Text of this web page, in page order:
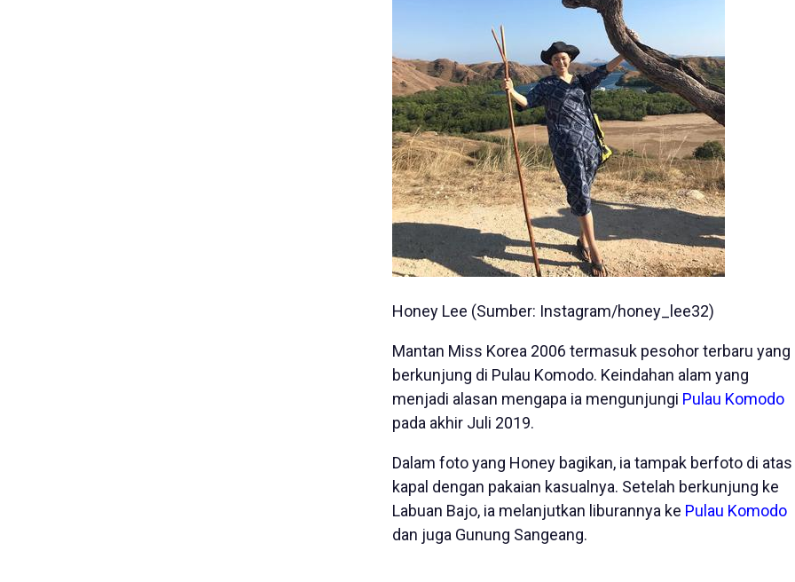
Honey Lee (Sumber: Instagram/honey_lee32)
Mantan Miss Korea 2006 termasuk pesohor terbaru yang
berkunjung di Pulau Komodo. Keindahan alam yang
menjadi alasan mengapa ia mengunjungi Pulau Komodo
pada akhir Juli 2019.
Dalam foto yang Honey bagikan, ia tampak berfoto di atas
kapal dengan pakaian kasualnya. Setelah berkunjung ke
Labuan Bajo, ia melanjutkan liburannya ke Pulau Komodo
dan juga Gunung Sangeang.